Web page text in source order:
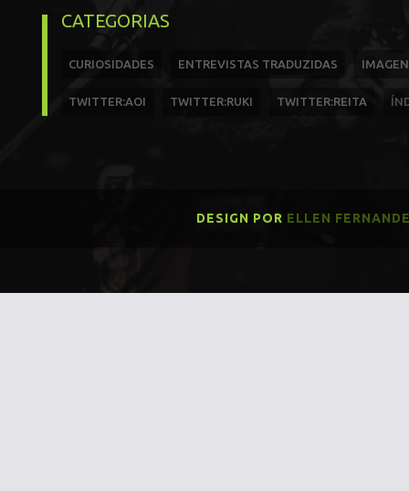
CATEGORIAS
CURIOSIDADES ENTREVISTAS TRADUZIDAS
TWITTER:AOI TWITTER:RUKI TWITTER:REITA
DESIGN POR ELLEN